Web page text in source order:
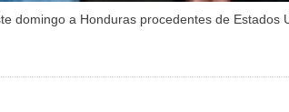
domingo a Honduras procedentes de Estados